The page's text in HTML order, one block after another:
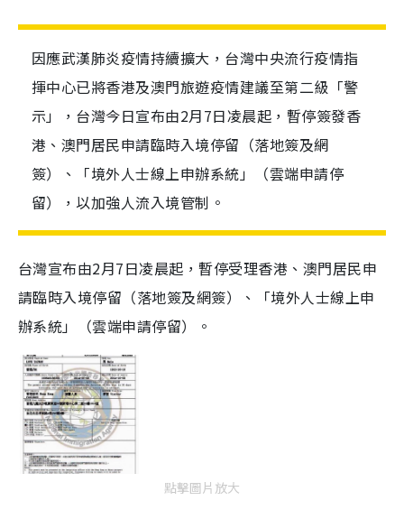
因應武漢肺炎疫情持續擴大，台灣中央流行疫情指
揮中心已將香港及澳門旅遊疫情建議至第二級「警
示」，台灣今日宣布由2月7日凌晨起，暫停簽發香
港、澳門居民申請臨時入境停留（落地簽及網
簽）、「境外人士線上申辦系統」（雲端申請停
留），以加強人流入境管制。
台灣宣布由2月7日凌晨起，暫停受理香港、澳門居民申
請臨時入境停留（落地簽及網簽）、「境外人士線上申
辦系統」（雲端申請停留）。
點擊圖片放大